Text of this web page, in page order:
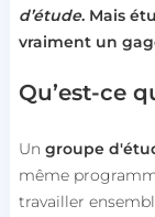
d’étude. Mais
vraiment un
Qu’est-ce
Un groupe
même
travailler